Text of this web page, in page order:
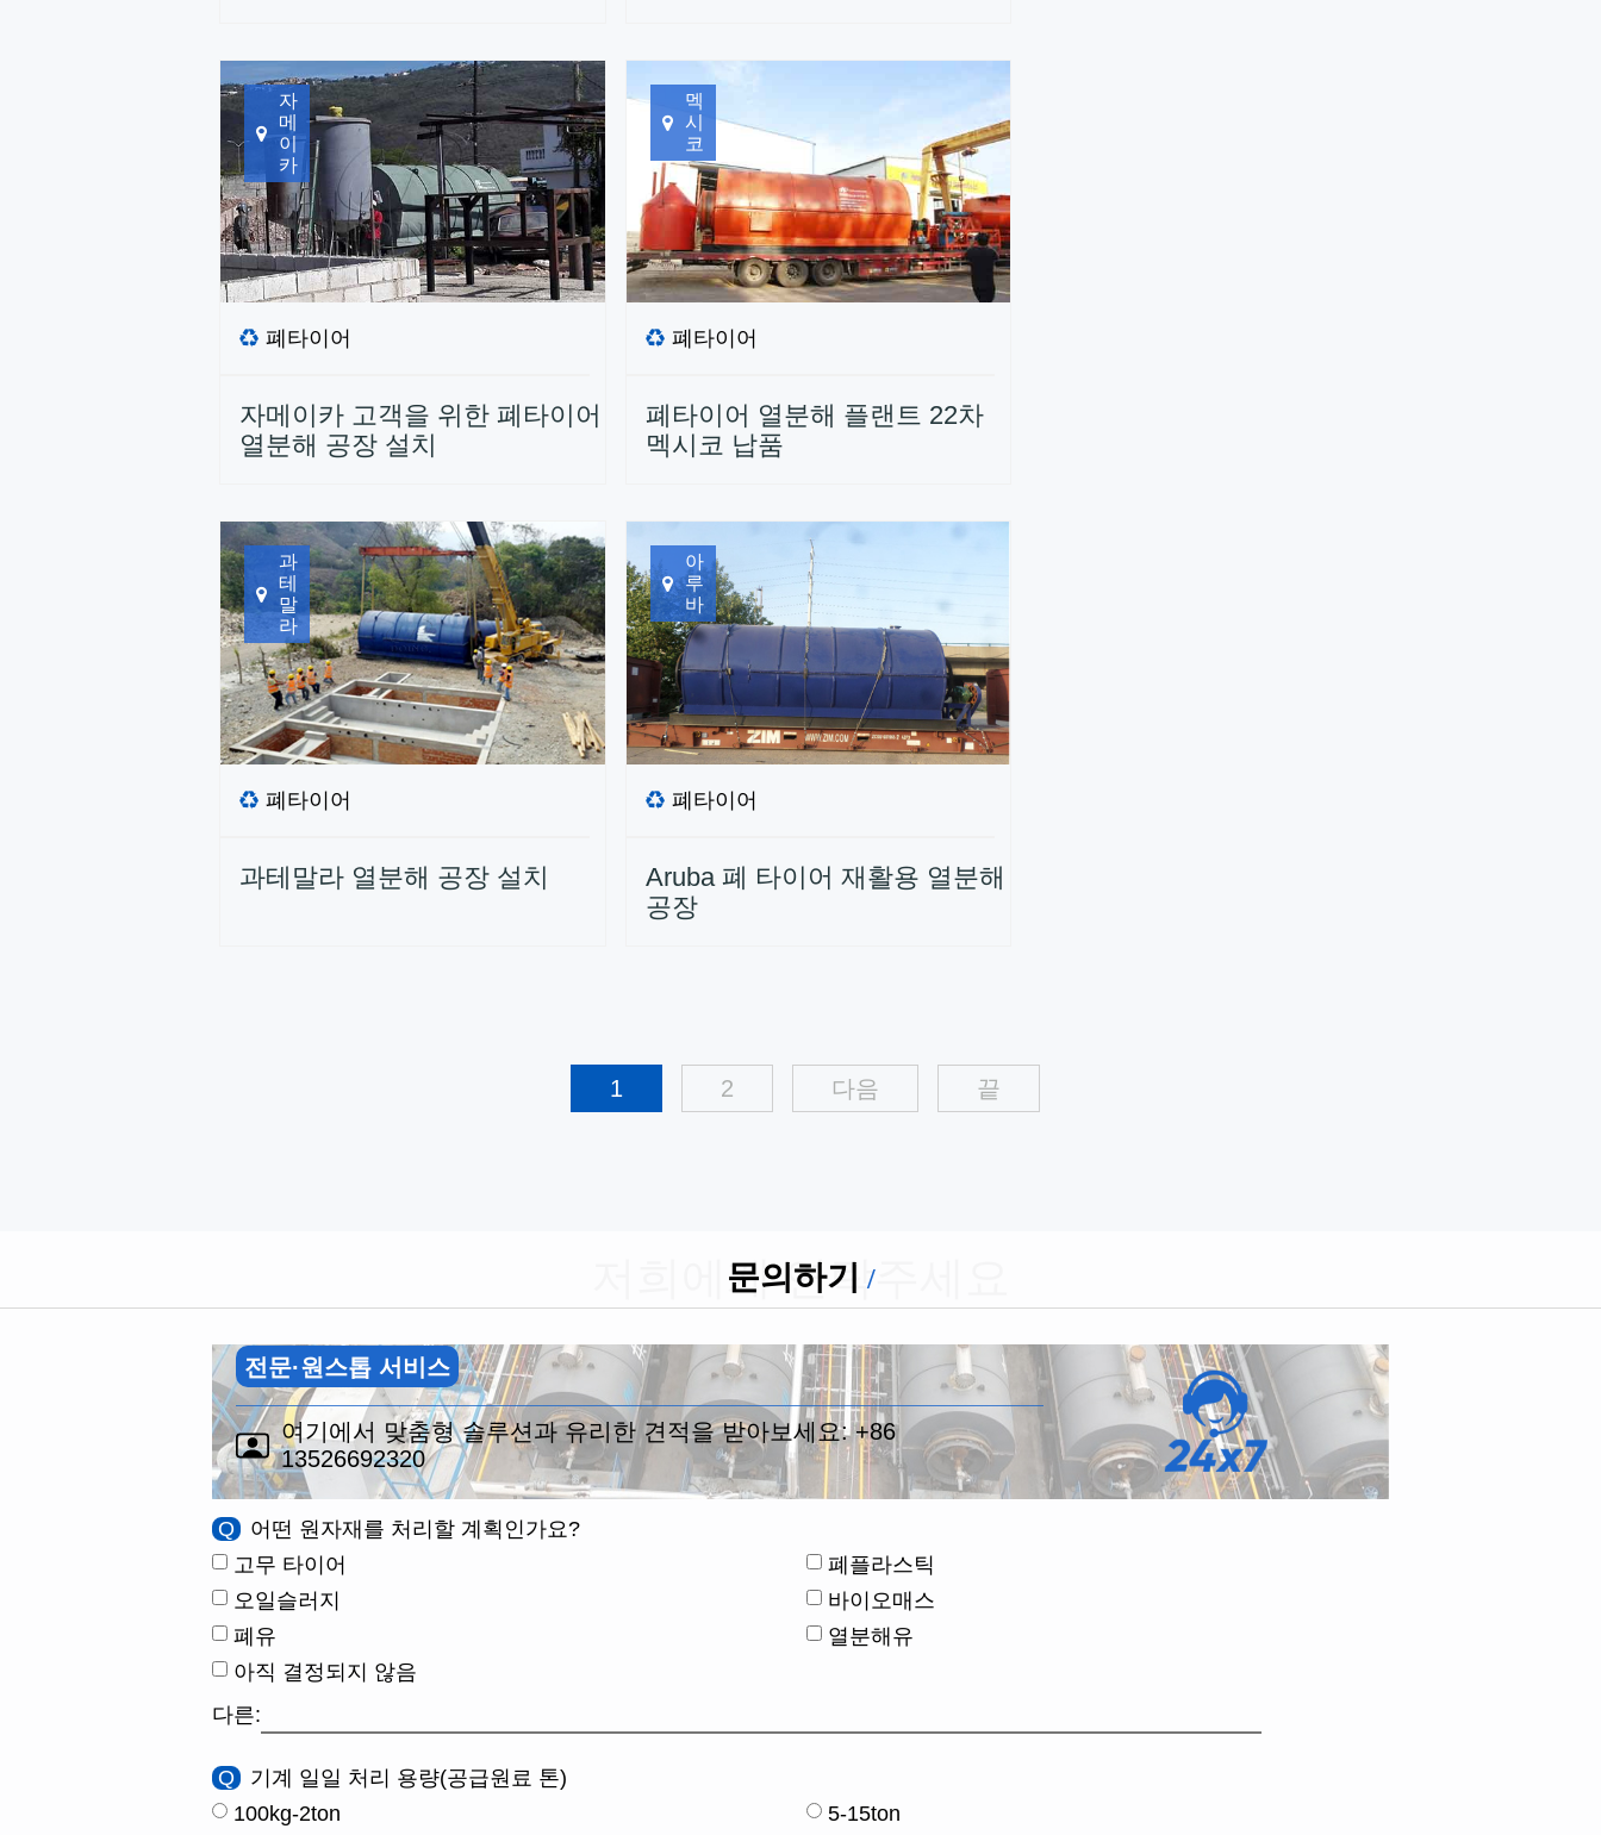
자
메
이
카
폐타이어
자메이카 고객을 위한 폐타이어
열분해 공장 설치
멕
시
코
폐타이어
폐타이어 열분해 플랜트 22차
멕시코 납품
과
테
말
라
폐타이어
과테말라 열분해 공장 설치
아
루
바
폐타이어
Aruba 폐 타이어 재활용 열분해
공장
1 2 다음 끝
저희에게 연락주세요
문의하기
전문·원스톱 서비스
여기에서 맞춤형 솔루션과 유리한 견적을 받아보세요:+86
13526692320
Q
어떤 원자재를 처리할 계획인가요?
고무 타이어
폐플라스틱
오일슬러지
바이오매스
폐유
열분해유
아직 결정되지 않음
다른:
Q
기계 일일 처리 용량(공급원료 톤)
100kg-2ton
5-15ton